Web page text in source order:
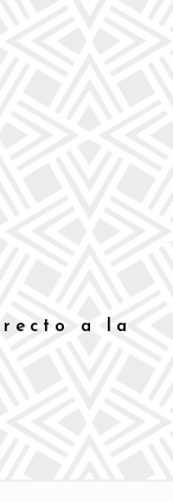
a la